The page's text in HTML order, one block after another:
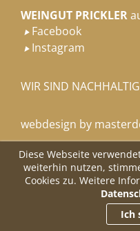
WEINGUT PRICKLER
 Facebook
 Instagram
WIR SIND
webdesign by
Diese Webseite
weiterhin nutzen,
Cookies zu. Weitere
Ich